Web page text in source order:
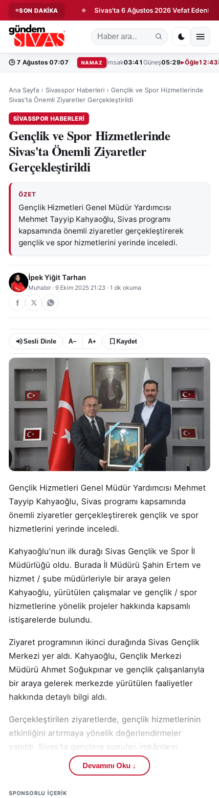
SON DAKİKA
Ter Döktü Sivas'ta 6 Ağustos 2026 Vefat Edenler ◆
🕒 7 Ağustos 07:07 NAMAZ İmsak03:41 Güneş05:29 Öğle12:43
Ana Sayfa › Sivasspor Haberleri › Gençlik ve Spor Hizmetlerinde
Sivas'ta Önemli Ziyaretler Gerçekleştirildi
SIVASSPOR HABERLERI
Gençlik ve Spor Hizmetlerinde
Sivas'ta Önemli Ziyaretler
Gerçekleştirildi
ÖZET
Gençlik Hizmetleri Genel Müdür Yardımcısı
Mehmet Tayyip Kahyaoğlu, Sivas programı
kapsamında önemli ziyaretler gerçekleştirerek
gençlik ve spor hizmetlerini yerinde inceledi.
İpek Yiğit Tarhan
Muhabir · 9 Ekim 2025 21:23 · 1 dk okuma
Sesli Dinle A− A+ Kaydet
Gençlik Hizmetleri Genel Müdür Yardımcısı Mehmet
Tayyip Kahyaoğlu, Sivas programı kapsamında
önemli ziyaretler gerçekleştirerek gençlik ve spor
hizmetlerini yerinde inceledi.
Kahyaoğlu'nun ilk durağı Sivas Gençlik ve Spor İl
Müdürlüğü oldu. Burada İl Müdürü Şahin Ertem ve
hizmet / şube müdürleriyle bir araya gelen
Kahyaoğlu, yürütülen çalışmalar ve gençlik / spor
hizmetlerine yönelik projeler hakkında kapsamlı
istişarelerde bulundu.
Ziyaret programının ikinci durağında Sivas Gençlik
Merkezi yer aldı. Kahyaoğlu, Gençlik Merkezi
Müdürü Ahmet Soğukpınar ve gençlik çalışanlarıyla
bir araya gelerek merkezde yürütülen faaliyetler
hakkında detaylı bilgi aldı.
Gerçekleştirilen ziyaretlerde, gençlik hizmetlerinin
etkinliğini artırmaya yönelik değerlendirmeler
yapıldı. Sivas'ta gençlere sunulan imkânların
geliştirilmesi yönünde fikir alışverişinde bulunuldu
ve şu konular ele alındı:
Devamını Oku ↓
SPONSORLU IÇERIK